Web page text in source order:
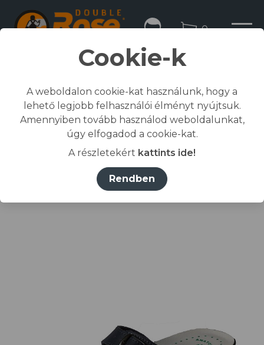
0
Kezdőlap
Összes termék
Lábvédelem
Cookie-k
A weboldalon cookie-kat használunk, hogy a
lehető legjobb felhasználói élményt nyújtsuk.
Amennyiben tovább használod weboldalunkat,
úgy elfogadod a cookie-kat.
A részletekért kattints ide!
Rendben